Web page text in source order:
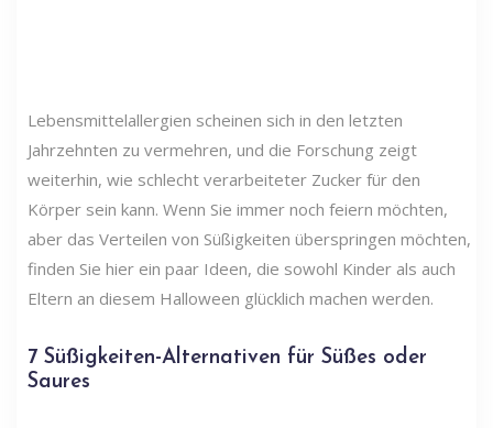
Lebensmittelallergien scheinen sich in den letzten
Jahrzehnten zu vermehren, und die Forschung zeigt
weiterhin, wie schlecht verarbeiteter Zucker für den
Körper sein kann. Wenn Sie immer noch feiern möchten,
aber das Verteilen von Süßigkeiten überspringen möchten,
finden Sie hier ein paar Ideen, die sowohl Kinder als auch
Eltern an diesem Halloween glücklich machen werden.
7 Süßigkeiten-Alternativen für Süßes oder
Saures